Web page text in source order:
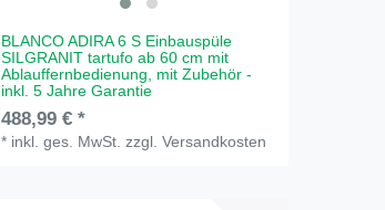
BLANCO ADIRA 6 S Einbauspüle
SILGRANIT tartufo ab 60 cm mit
Ablauffernbedienung, mit Zubehör -
inkl. 5 Jahre Garantie
488,99 € *
* inkl. ges. MwSt. zzgl.Versandkosten